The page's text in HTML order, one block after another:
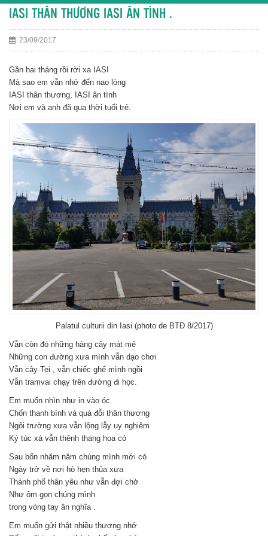
IASI THÂN THƯƠNG IASI ÂN TÌNH .
23/09/2017
Gần hai tháng rồi rời xa IASI
Mà sao em vẫn nhớ đến nao lòng
IASI thân thương, IASI ân tình
Nơi em và anh đã qua thời tuổi trẻ.
Palatul culturii din Iasi (photo de BTĐ 8/2017)
Vẫn còn đó những hàng cây mát mẻ
Những con đường xưa mình vẫn dạo chơi
Vẫn cây Tei , vẫn chiếc ghế mình ngồi
Vẫn tramvai chạy trên đường đi học.
Em muốn nhìn như in vào óc
Chốn thanh bình và quá đỗi thân thương
Ngôi trường xưa vẫn lộng lẫy uy nghiêm
Ký túc xá vẫn thênh thang hoa cỏ
Sau bốn nhăm năm chúng mình mới có
Ngày trở về nơi hò hẹn thủa xưa
Thành phố thân yêu như vẫn đợi chờ
Như ôm gọn chúng mình
trong vòng tay ân nghĩa .
Em muốn gửi thật nhiều thương nhớ